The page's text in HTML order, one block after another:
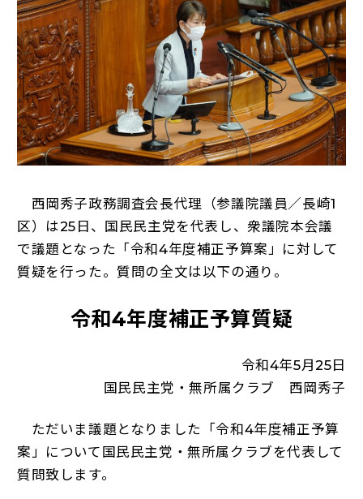
二次創作ガイドライン （新しいタブで開く）
プライバシーポリシー
特定商取引法に基づく表記
西岡秀子政務調査会長代理（参議院議員／長崎1
区）は25日、国民民主党を代表し、衆議院本会議
で議題となった「令和4年度補正予算案」に対して
質疑を行った。質問の全文は以下の通り。
令和4年度補正予算質疑
令和4年5月25日
国民民主党・無所属クラブ 西岡秀子
ただいま議題となりました「令和4年度補正予算
案」について国民民主党・無所属クラブを代表して
質問致します。